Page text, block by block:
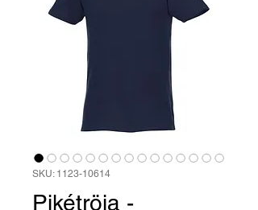
SKU: 1123-10614
Pikétröja -